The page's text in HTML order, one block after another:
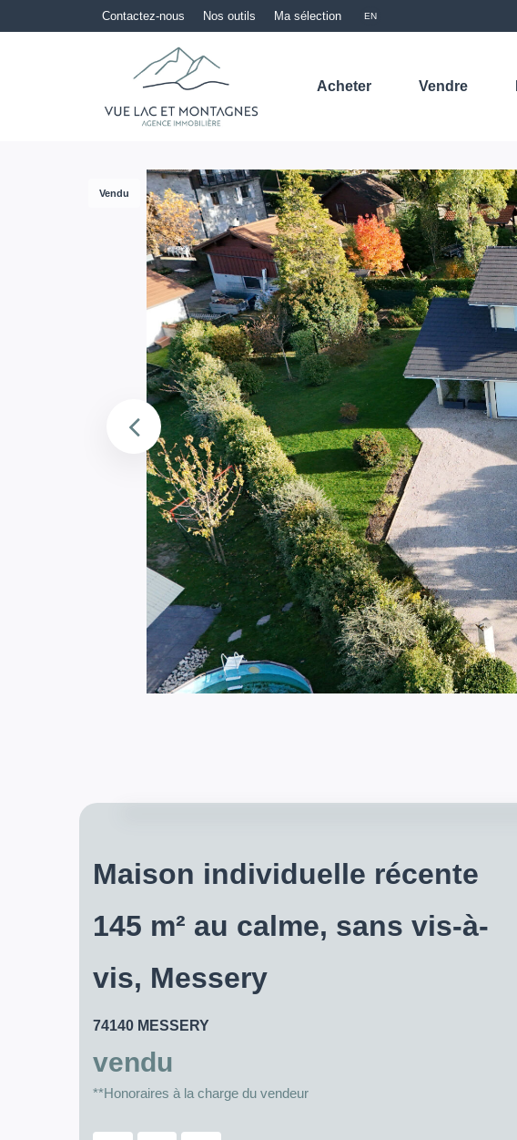
Contactez-nous Nos outils Ma sélection EN
Acheter Vendre
Vendu
Maison individuelle récente
145 m² au calme, sans vis-à-
vis, Messery
74140 MESSERY
vendu
**Honoraires à la charge du vendeur